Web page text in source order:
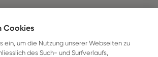
Cookies
ein, um die Nutzung unserer Webseiten zu
des Such- und Surfverlaufs,